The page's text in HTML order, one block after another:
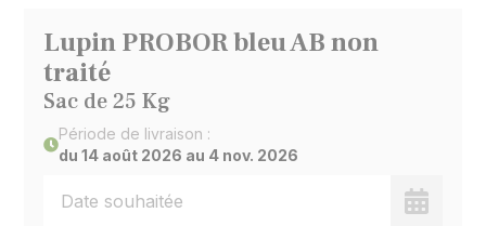
Lupin PROBOR bleu AB non
traité
Sac de 25 Kg
Période de livraison :
du 14 août 2026 au 4 nov. 2026
Choisir